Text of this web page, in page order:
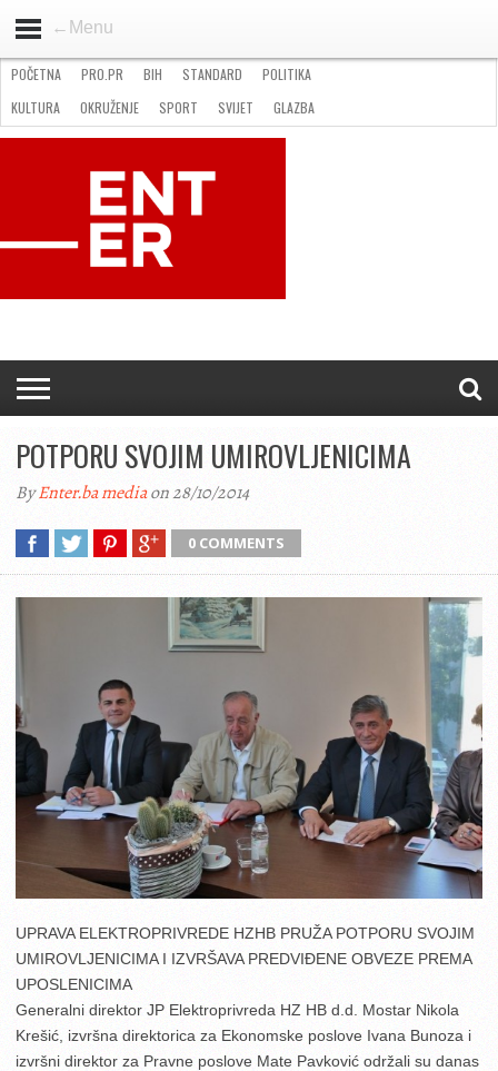
←Menu
STANDARD
GOSPODARSTVO
OKRUŽENJE
POČETNA PRO.PR BIH STANDARD
POLITIKA
KULTURA
OKRUŽENJE SPORT SVIJET
GLAZBA
NATJEČAJI
FILMING LOCATION IN BH KONTAKT
POTPORU SVOJIM UMIROVLJENICIMA
ByEnter.ba mediaon 28/10/2014
0 COMMENTS
UPRAVA ELEKTROPRIVREDE HZHB PRUŽA POTPORU SVOJIM
UMIROVLJENICIMA I IZVRŠAVA PREDVIĐENE OBVEZE PREMA
UPOSLENICIMA
Generalni direktor JP Elektroprivreda HZ HB d.d. Mostar Nikola
Krešić, izvršna direktorica za Ekonomske poslove Ivana Bunoza i
izvršni direktor za Pravne poslove Mate Pavković održali su danas